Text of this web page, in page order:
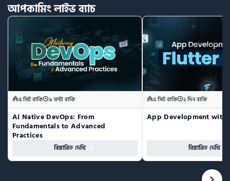
আপকামিংলাইভব্যাচ
৫ সিট বাকি ৯ ঘন্টা বাকি
AI Native DevOps: From
Fundamentals to Advanced
Practices
বিস্তারিত দেখি
৫ সিট বাকি ২ দিন বাকি
App Development with
বিস্তারিত দেখি